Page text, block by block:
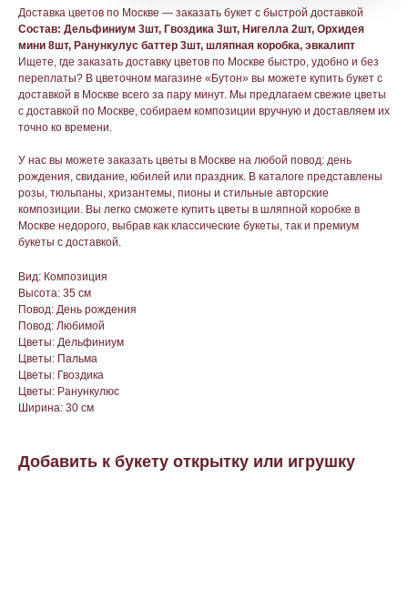
Доставка цветов по Москве — заказать букет с быстрой доставкой
Состав: Дельфиниум 3шт, Гвоздика 3шт, Нигелла 2шт, Орхидея
мини 8шт, Ранункулус баттер 3шт, шляпная коробка, эвкалипт
Ищете, где заказать доставку цветов по Москве быстро, удобно и без
переплаты? В цветочном магазине «Бутон» вы можете купить букет с
доставкой в Москве всего за пару минут. Мы предлагаем свежие цветы
с доставкой по Москве, собираем композиции вручную и доставляем их
точно ко времени.
У нас вы можете заказать цветы в Москве на любой повод: день
рождения, свидание, юбилей или праздник. В каталоге представлены
розы, тюльпаны, хризантемы, пионы и стильные авторские
композиции. Вы легко сможете купить цветы в шляпной коробке в
Москве недорого, выбрав как классические букеты, так и премиум
букеты с доставкой.
Вид: Композиция
Высота: 35 см
Повод: День рождения
Повод: Любимой
Цветы: Дельфиниум
Цветы: Пальма
Цветы: Гвоздика
Цветы: Ранункулюс
Ширина: 30 см
Добавить к букету открытку или игрушку